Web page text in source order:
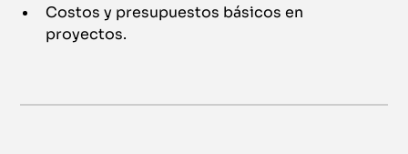
Costos y presupuestos básicos en
proyectos.